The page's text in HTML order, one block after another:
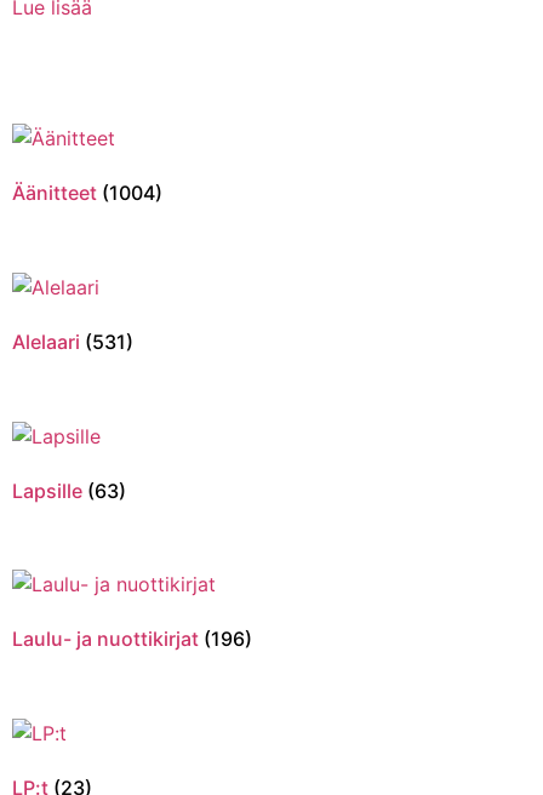
Lue lisää
Äänitteet (1004)
Alelaari (531)
Lapsille (63)
Laulu- ja nuottikirjat (196)
LP:t (23)